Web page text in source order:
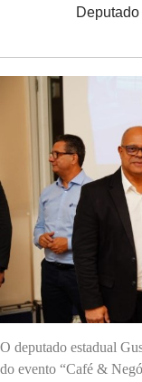
O deputado estadual
do evento “Café &